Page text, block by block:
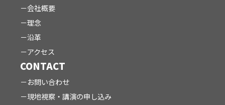
会社概要
理念
沿革
アクセス
CONTACT
お問い合わせ
現地視察・講演の申し込み